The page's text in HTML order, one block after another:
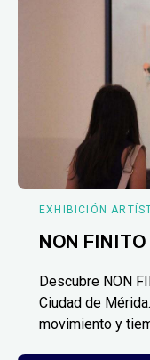
EXHIBICIÓN
NON FINITO
Descubre NON
Ciudad de
movimiento y